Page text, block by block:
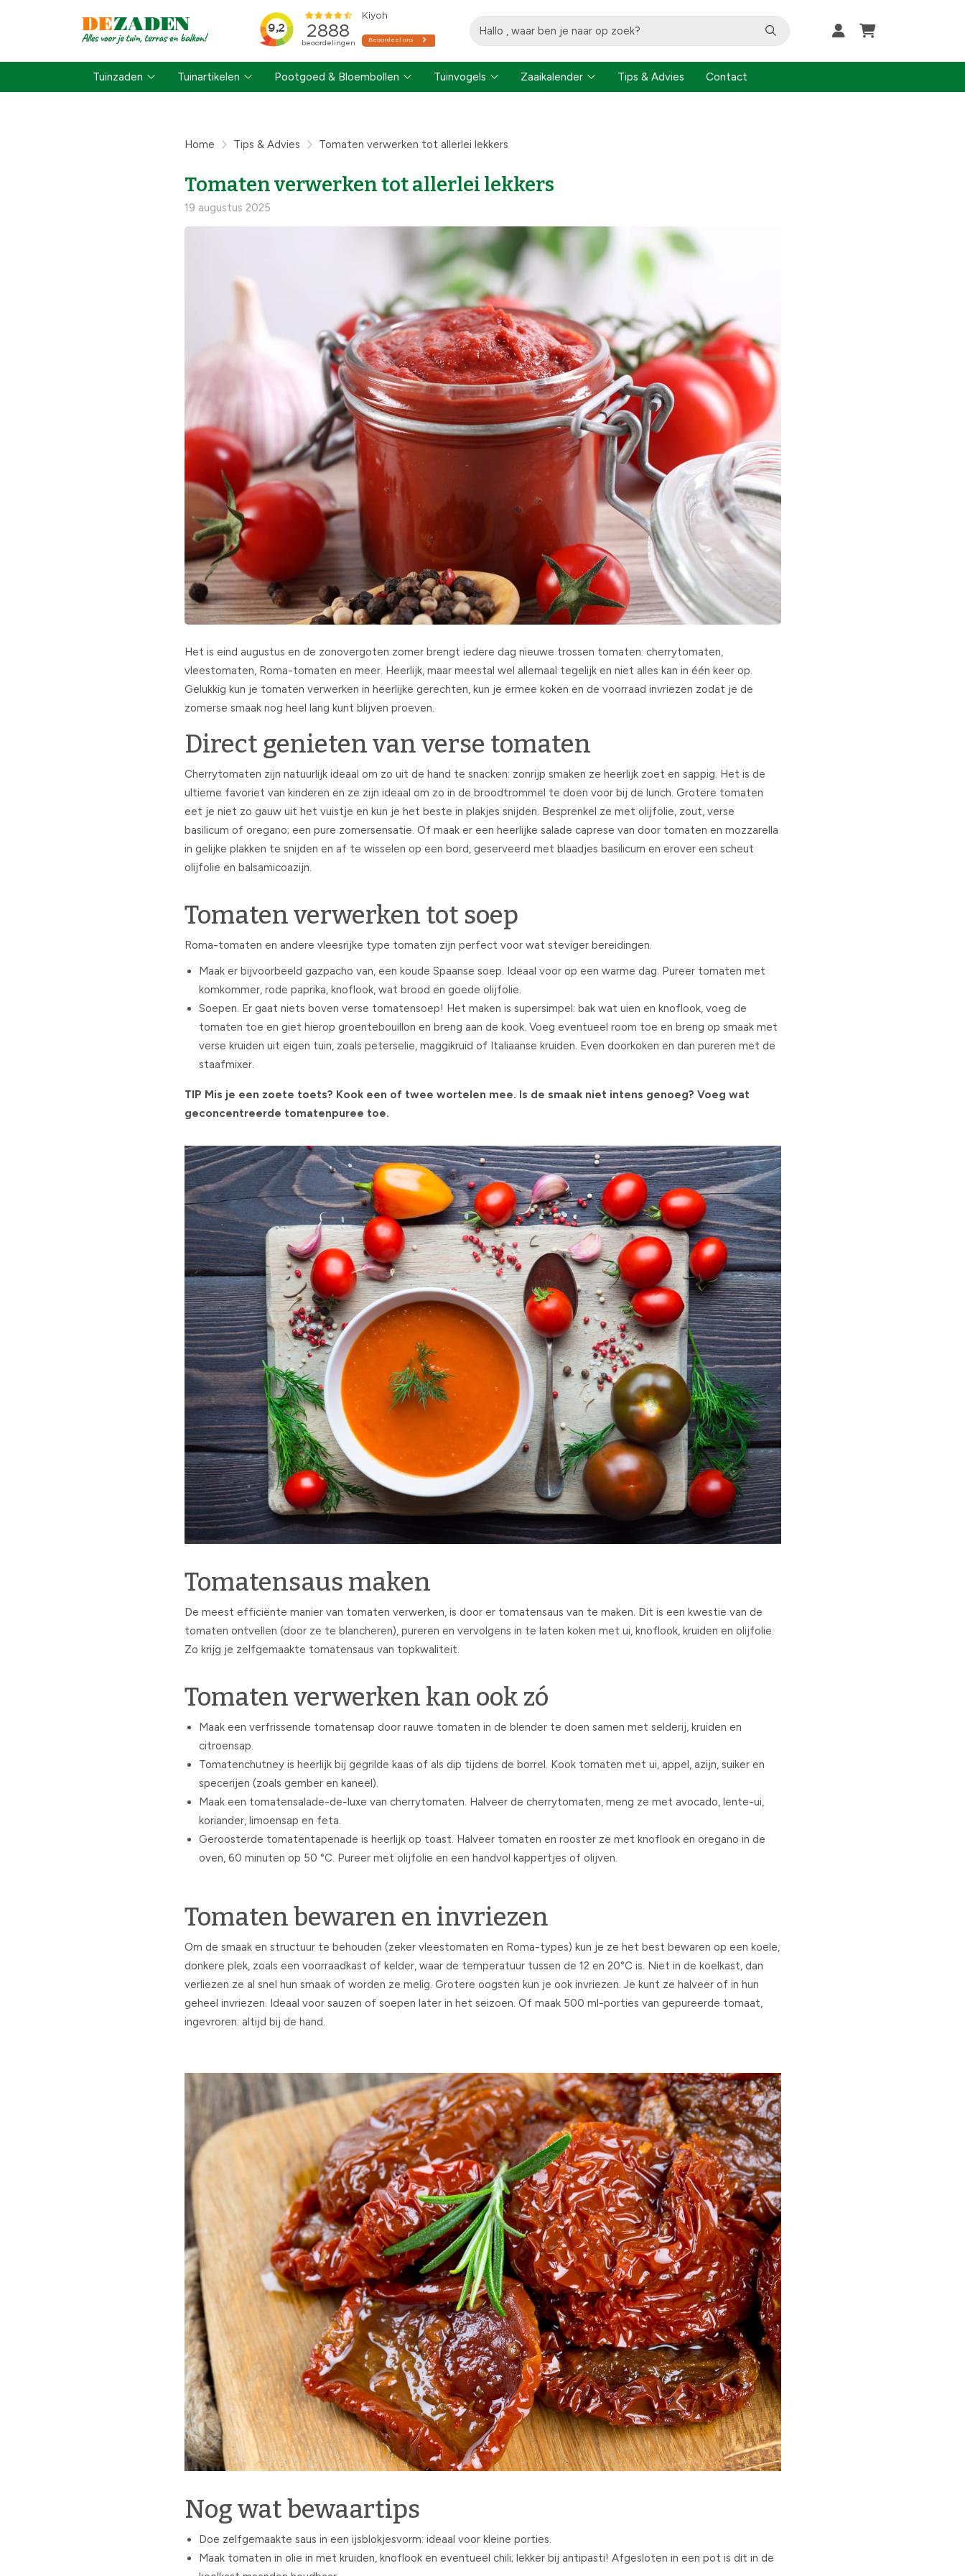
Tuinzaden Tuinartikelen Pootgoed & Bloembollen Tuinvogels Zaaikalender Tips & Advies Contact
Home Tips & Advies Tomaten verwerken tot allerlei lekkers
Tomaten verwerken tot allerlei lekkers
19 augustus 2025
Het is eind augustus en de zonovergoten zomer brengt iedere dag nieuwe trossen tomaten: cherrytomaten,
vleestomaten, Roma-tomaten en meer. Heerlijk, maar meestal wel allemaal tegelijk en niet alles kan in één keer op.
Gelukkig kun je tomaten verwerken in heerlijke gerechten, kun je ermee koken en de voorraad invriezen zodat je de
zomerse smaak nog heel lang kunt blijven proeven.
Direct genieten van verse tomaten
Cherrytomaten zijn natuurlijk ideaal om zo uit de hand te snacken: zonrijp smaken ze heerlijk zoet en sappig. Het is de
ultieme favoriet van kinderen en ze zijn ideaal om zo in de broodtrommel te doen voor bij de lunch. Grotere tomaten
eet je niet zo gauw uit het vuistje en kun je het beste in plakjes snijden. Besprenkel ze met olijfolie, zout, verse
basilicum of oregano; een pure zomersensatie. Of maak er een heerlijke salade caprese van door tomaten en mozzarella
in gelijke plakken te snijden en af te wisselen op een bord, geserveerd met blaadjes basilicum en erover een scheut
olijfolie en balsamicoazijn.
Tomaten verwerken tot soep
Roma-tomaten en andere vleesrijke type tomaten zijn perfect voor wat steviger bereidingen.
Maak er bijvoorbeeld gazpacho van, een koude Spaanse soep. Ideaal voor op een warme dag. Pureer tomaten met
komkommer, rode paprika, knoflook, wat brood en goede olijfolie.
Soepen. Er gaat niets boven verse tomatensoep! Het maken is supersimpel: bak wat uien en knoflook, voeg de
tomaten toe en giet hierop groentebouillon en breng aan de kook. Voeg eventueel room toe en breng op smaak met
verse kruiden uit eigen tuin, zoals peterselie, maggikruid of Italiaanse kruiden. Even doorkoken en dan pureren met de
staafmixer.
TIP Mis je een zoete toets? Kook een of twee wortelen mee. Is de smaak niet intens genoeg? Voeg wat
geconcentreerde tomatenpuree toe.
Tomatensaus maken
De meest efficiënte manier van tomaten verwerken, is door er tomatensaus van te maken. Dit is een kwestie van de
tomaten ontvellen (door ze te blancheren), pureren en vervolgens in te laten koken met ui, knoflook, kruiden en olijfolie.
Zo krijg je zelfgemaakte tomatensaus van topkwaliteit.
Tomaten verwerken kan ook zó
Maak een verfrissende tomatensap door rauwe tomaten in de blender te doen samen met selderij, kruiden en
citroensap.
Tomatenchutney is heerlijk bij gegrilde kaas of als dip tijdens de borrel. Kook tomaten met ui, appel, azijn, suiker en
specerijen (zoals gember en kaneel).
Maak een tomatensalade-de-luxe van cherrytomaten. Halveer de cherrytomaten, meng ze met avocado, lente-ui,
koriander, limoensap en feta.
Geroosterde tomatentapenade is heerlijk op toast. Halveer tomaten en rooster ze met knoflook en oregano in de
oven, 60 minuten op 50 °C. Pureer met olijfolie en een handvol kappertjes of olijven.
Tomaten bewaren en invriezen
Om de smaak en structuur te behouden (zeker vleestomaten en Roma-types) kun je ze het best bewaren op een koele,
donkere plek, zoals een voorraadkast of kelder, waar de temperatuur tussen de 12 en 20°C is. Niet in de koelkast, dan
verliezen ze al snel hun smaak of worden ze melig. Grotere oogsten kun je ook invriezen. Je kunt ze halveer of in hun
geheel invriezen. Ideaal voor sauzen of soepen later in het seizoen. Of maak 500 ml-porties van gepureerde tomaat,
ingevroren: altijd bij de hand.
Nog wat bewaartips
Doe zelfgemaakte saus in een ijsblokjesvorm: ideaal voor kleine porties.
Maak tomaten in olie in met kruiden, knoflook en eventueel chili; lekker bij antipasti! Afgesloten in een pot is dit in de